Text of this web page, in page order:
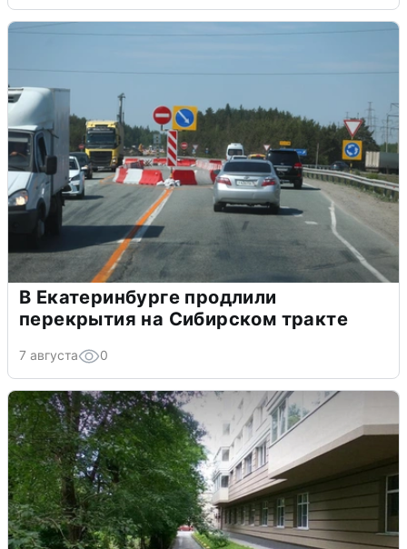
В Екатеринбурге продлили
перекрытия на Сибирском тракте
7 августа 0